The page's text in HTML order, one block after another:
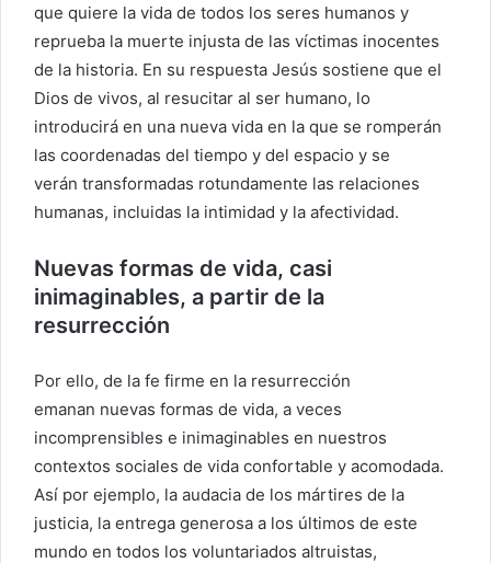
que quiere la vida de todos los seres humanos y
reprueba la muerte injusta de las víctimas inocentes
de la historia. En su respuesta Jesús sostiene que el
Dios de vivos, al resucitar al ser humano, lo
introducirá en una nueva vida en la que se romperán
las coordenadas del tiempo y del espacio y se
verán transformadas rotundamente las relaciones
humanas, incluidas la intimidad y la afectividad.
Nuevas formas de vida, casi
inimaginables, a partir de la
resurrección
Por ello, de la fe firme en la resurrección
emanan nuevas formas de vida, a veces
incomprensibles e inimaginables en nuestros
contextos sociales de vida confortable y acomodada.
Así por ejemplo, la audacia de los mártires de la
justicia, la entrega generosa a los últimos de este
mundo en todos los voluntariados altruistas,